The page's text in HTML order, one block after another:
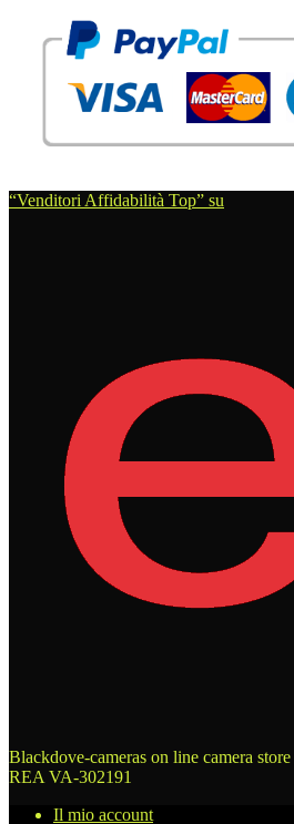
“Venditori Affidabilità Top” su
Blackdove-cameras on line camera store
REA VA-302191
Il mio account